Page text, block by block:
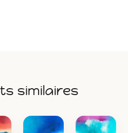
similaires